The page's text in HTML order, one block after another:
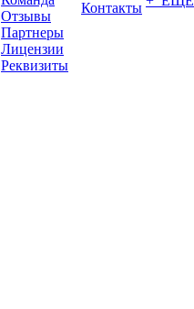
Отзывы
Партнеры
Лицензии
Реквизиты
Контакты